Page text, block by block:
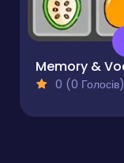
0 (0 Голосів)